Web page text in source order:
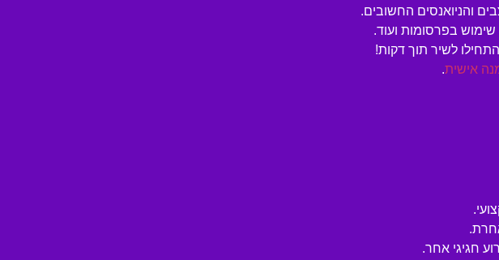
והניואנסים החשובים.
שימוש בפרסומות ועוד.
אישית.
חגיגי אחר.